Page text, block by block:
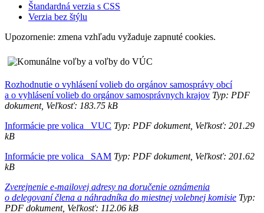
Štandardná verzia s CSS
Verzia bez štýlu
Upozornenie: zmena vzhľadu vyžaduje zapnuté cookies.
Rozhodnutie o vyhlásení volieb do orgánov samosprávy obcí
a o vyhlásení volieb do orgánov samosprávnych krajov Typ: PDF
dokument, Veľkosť: 183.75 kB
Informácie pre volica _VUC Typ: PDF dokument, Veľkosť: 201.29
kB
Informácie pre volica _SAM Typ: PDF dokument, Veľkosť: 201.62
kB
Zverejnenie e-mailovej adresy na doručenie oznámenia
o delegovaní člena a náhradníka do miestnej volebnej komisie Typ:
PDF dokument, Veľkosť: 112.06 kB